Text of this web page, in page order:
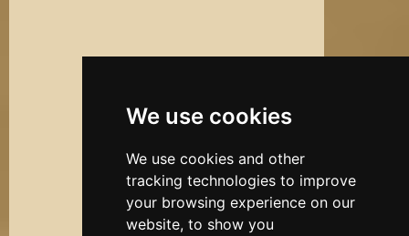
We use cookies
We use cookies and other
tracking technologies to improve
your browsing experience on our
website, to show you